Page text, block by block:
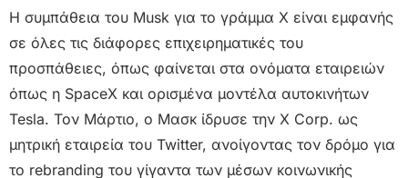
Η συμπάθεια του Musk για το γράμμα X είναι εμφανής
σε όλες τις διάφορες επιχειρηματικές του
προσπάθειες, όπως φαίνεται στα ονόματα εταιρειών
όπως η SpaceX και ορισμένα μοντέλα αυτοκινήτων
Tesla. Τον Μάρτιο, ο Μασκ ίδρυσε την X Corp. ως
μητρική εταιρεία του Twitter, ανοίγοντας τον δρόμο για
το rebranding του γίγαντα των μέσων κοινωνικής